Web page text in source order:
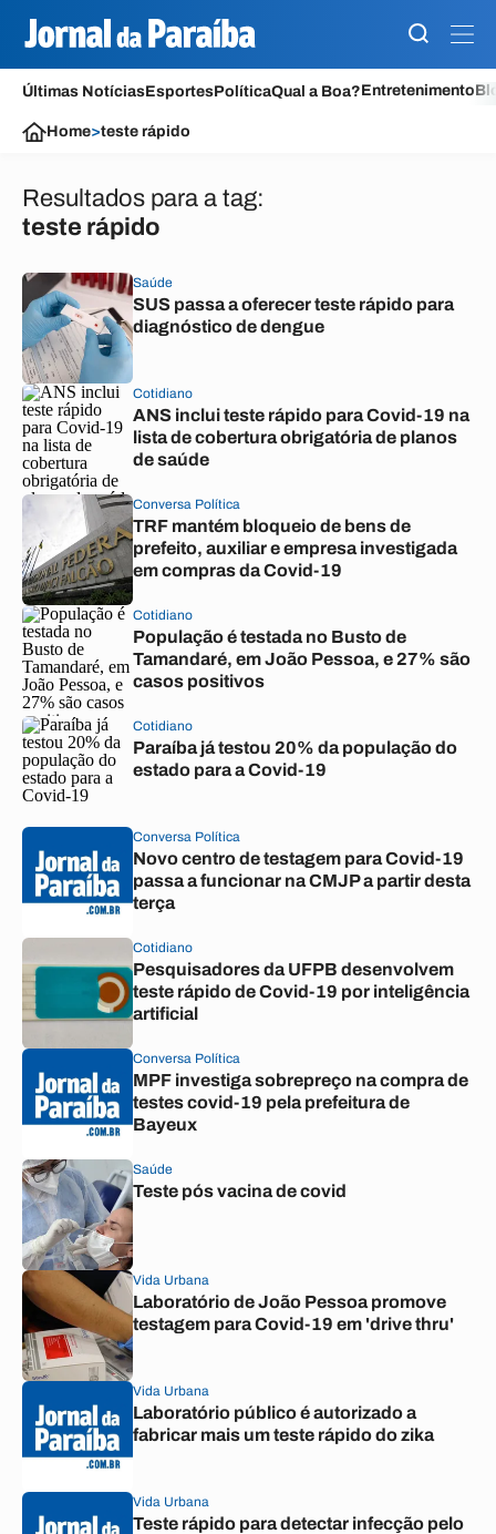
Últimas NotíciasEsportesPolíticaQual a Boa?Entretenimento
Home>teste rápido
Resultados para a tag:
teste rápido
Saúde
SUS passa a oferecer teste rápido para
diagnóstico de dengue
Cotidiano
ANS inclui teste rápido para Covid-19 na
lista de cobertura obrigatória de planos
de saúde
Conversa Política
TRF mantém bloqueio de bens de
prefeito, auxiliar e empresa investigada
em compras da Covid-19
Cotidiano
População é testada no Busto de
Tamandaré, em João Pessoa, e 27% são
casos positivos
Cotidiano
Paraíba já testou 20% da população do
estado para a Covid-19
Conversa Política
Novo centro de testagem para Covid-19
passa a funcionar na CMJP a partir desta
terça
Cotidiano
Pesquisadores da UFPB desenvolvem
teste rápido de Covid-19 por inteligência
artificial
Conversa Política
MPF investiga sobrepreço na compra de
testes covid-19 pela prefeitura de
Bayeux
Saúde
Teste pós vacina de covid
Vida Urbana
Laboratório de João Pessoa promove
testagem para Covid-19 em 'drive thru'
Vida Urbana
Laboratório público é autorizado a
fabricar mais um teste rápido do zika
Vida Urbana
Teste rápido para detectar infecção pelo